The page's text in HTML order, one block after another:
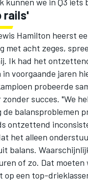
rails'
Hamilton heerst
met acht zeges,
Ik had het
voorgaande jaren
probeerde
zonder succes. "We
balansproblemen
ontzettend
het alleen
balans.
of zo. Dat moeten
op een top-